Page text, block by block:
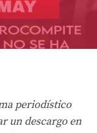
periodístico
un descargo en